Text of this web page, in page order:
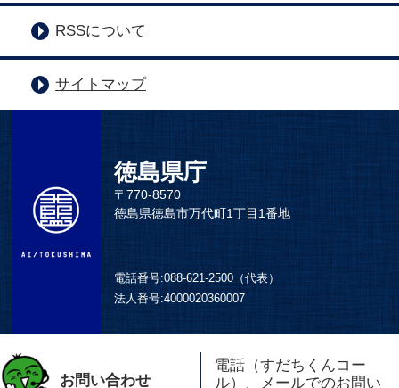
RSSについて
サイトマップ
徳島県庁
〒770-8570
徳島県徳島市万代町1丁目1番地
電話番号:088-621-2500（代表）
法人番号:4000020360007
お問い合わせ
電話（すだちくんコー
ル）、メールでのお問い